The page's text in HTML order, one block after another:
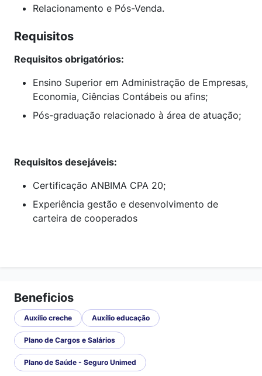
Relacionamento e Pós-Venda.
Requisitos
Requisitos obrigatórios:
Ensino Superior em Administração de Empresas,
Economia, Ciências Contábeis ou afins;
Pós-graduação relacionado à área de atuação;
Requisitos desejáveis:
Certificação ANBIMA CPA 20;
Experiência gestão e desenvolvimento de
carteira de cooperados
Beneficios
Auxílio creche Auxílio educação
Plano de Cargos e Salários
Plano de Saúde - Seguro Unimed